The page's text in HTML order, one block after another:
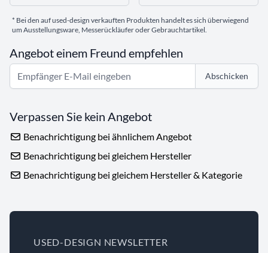
* Bei den auf used-design verkauften Produkten handelt es sich überwiegend
um Ausstellungsware, Messerückläufer oder Gebrauchtartikel.
Angebot einem Freund empfehlen
Abschicken
Verpassen Sie kein Angebot
Benachrichtigung bei ähnlichem Angebot
Benachrichtigung bei gleichem Hersteller
Benachrichtigung bei gleichem Hersteller & Kategorie
USED-DESIGN NEWSLETTER